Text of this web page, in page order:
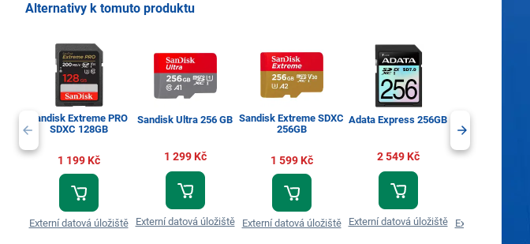
Alternativy k tomuto produktu
Sandisk Extreme PRO
SDXC 128GB
1 199 Kč
Externí datová úložiště
Sandisk Ultra 256 GB
1 299 Kč
Externí datová úložiště
Sandisk Extreme SDXC
256GB
1 599 Kč
Externí datová úložiště
Adata Express 256GB
2 549 Kč
Externí datová úložiště Externí datová